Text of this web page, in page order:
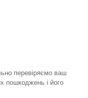
перевіряємо ваш
пошкоджень і його